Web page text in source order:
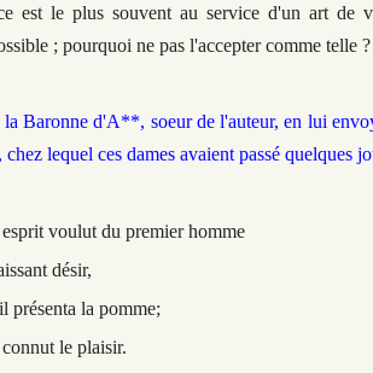
est le plus souvent au service d'un art de
; pourquoi ne pas l'accepter comme telle ?
la Baronne d'A**, soeur de l'auteur, en lui
lequel ces dames avaient passé quelques
voulut du premier homme
désir,
présenta la pomme;
le plaisir.